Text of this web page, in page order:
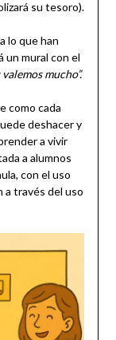
su tesoro).
lo que han
un mural con el
valemos mucho”.
como cada
deshacer y
a vivir
a alumnos
con el uso
a través del uso